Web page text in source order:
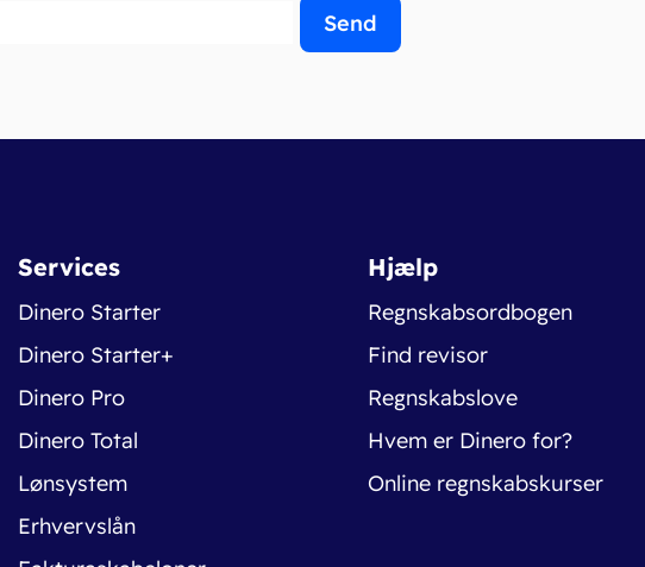
Services
Dinero Starter
Dinero Starter+
Dinero Pro
Dinero Total
Lønsystem
Erhvervslån
Hjælp
Regnskabsordbogen
Find revisor
Regnskabslove
Hvem er Dinero for?
Online regnskabskurser